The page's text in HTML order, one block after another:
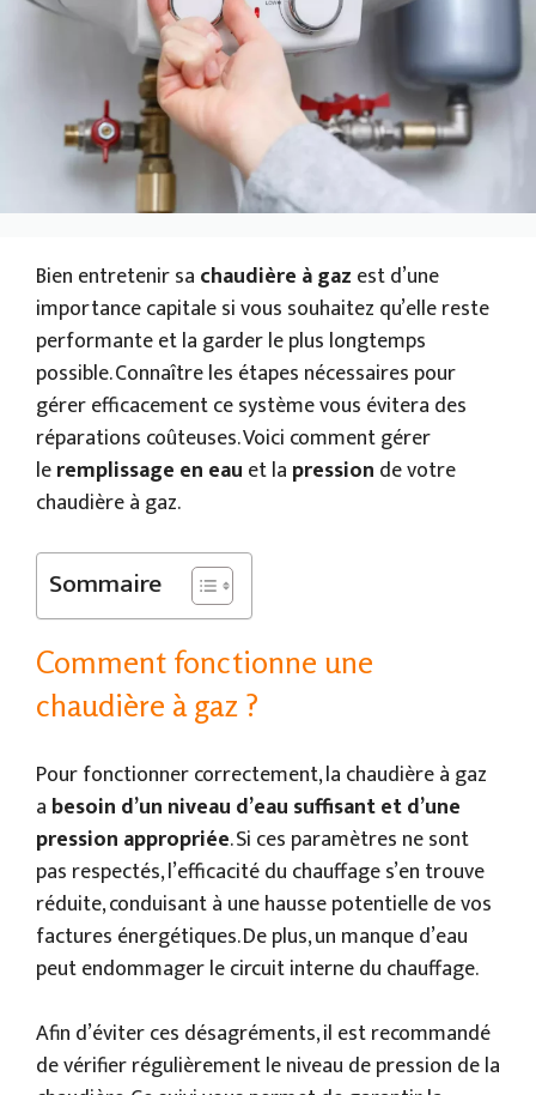
Bien entretenir sa chaudière à gaz est d’une
importance capitale si vous souhaitez qu’elle reste
performante et la garder le plus longtemps
possible. Connaître les étapes nécessaires pour
gérer efficacement ce système vous évitera des
réparations coûteuses. Voici comment gérer
leremplissage en eau et la pression de votre
chaudière à gaz.
Sommaire
Comment fonctionne une
chaudière à gaz ?
Pour fonctionner correctement, la chaudière à gaz
a besoin d’un niveau d’eau suffisant et d’une
pression appropriée. Si ces paramètres ne sont
pas respectés, l’efficacité du chauffage s’en trouve
réduite, conduisant à une hausse potentielle de vos
factures énergétiques. De plus, un manque d’eau
peut endommager le circuit interne du chauffage.
Afin d’éviter ces désagréments, il est recommandé
de vérifier régulièrement le niveau de pression de la